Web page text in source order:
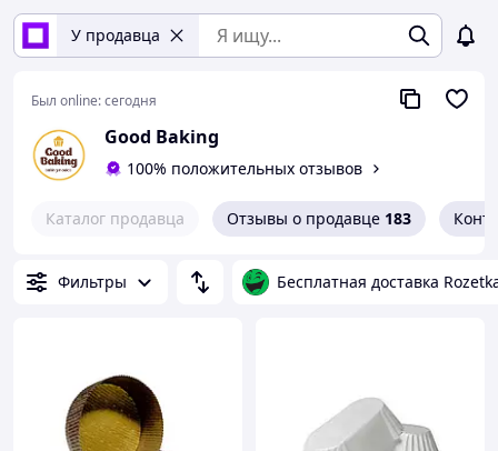
У продавца
Был online:сегодня
Good Baking
100% положительных отзывов
Каталог продавца Отзывы о продавце 183
Фильтры Бесплатная доставка